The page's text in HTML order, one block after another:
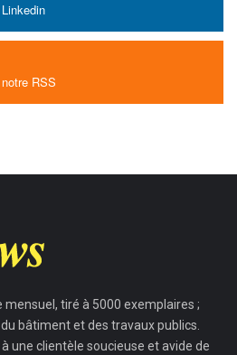
RSS
tiré à 5000 exemplaires ;
bâtiment et des travaux publics.
une clientèle soucieuse et avide de